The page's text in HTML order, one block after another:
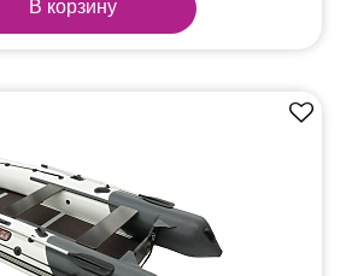
В корзину